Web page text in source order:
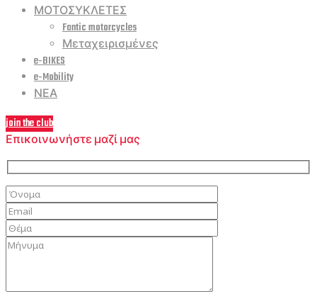
ΜΟΤΟΣΥΚΛΕΤΕΣ
Fantic motorcycles
Μεταχειρισμένες
e-BIKES
e-Mobility
ΝΕΑ
join the club
Επικοινωνήστε μαζί μας